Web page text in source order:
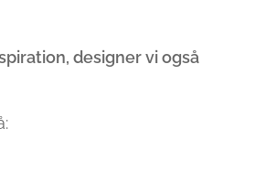
designer vi også